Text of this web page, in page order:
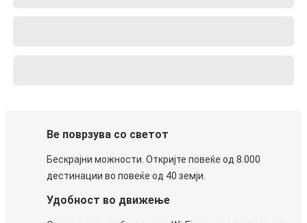
Ве поврзува со светот
Бескрајни можности. Откријте повеќе од 8.000
дестинации во повеќе од 40 земји.
Удобност во движење